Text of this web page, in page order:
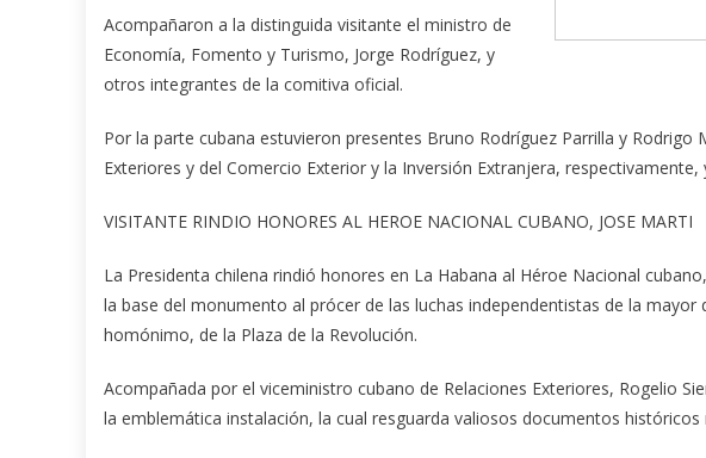
Acompañaron a la distinguida visitante el ministro de
Economía, Fomento y Turismo, Jorge Rodríguez, y
otros integrantes de la comitiva oficial.
Por la parte cubana estuvieron presentes Bruno Rodríguez Parrilla y Rodrigo
Exteriores y del Comercio Exterior y la Inversión Extranjera,
VISITANTE RINDIO HONORES AL HEROE NACIONAL CUBANO, JOSE MARTI
La Presidenta chilena rindió honores en La Habana al Héroe Nacional
la base del monumento al prócer de las luchas independentistas de la
homónimo, de la Plaza de la Revolución.
Acompañada por el viceministro cubano de Relaciones Exteriores, Rogelio
la emblemática instalación, la cual resguarda valiosos documentos